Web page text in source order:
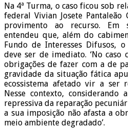
Na 4ª Turma, o caso ficou sob
federal Vivian Josete
provimento ao recurso. Em
entendeu que, além do
Fundo de Interesses Difusos,
deve ser de imediato. ‘No caso
obrigações de fazer com a de
gravidade da situação fática
ecossistema afetado vir a ser
Nesse contexto, considerando
repressiva da reparação
a sua imposição não afasta a
meio ambiente degradado’.